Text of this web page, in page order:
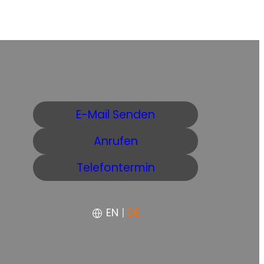
E-Mail Senden
Anrufen
Telefontermin
EN | DE